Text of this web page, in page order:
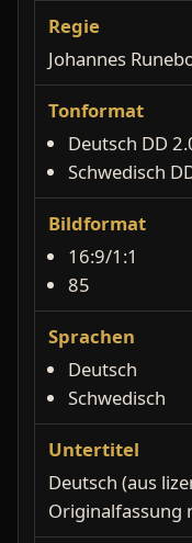
Regie
Johannes
Tonformat
Deutsch DD
Schwedisch
Bildformat
16:9/1:1
85
Sprachen
Deutsch
Schwedisch
Untertitel
Deutsch (aus
Originalfassung